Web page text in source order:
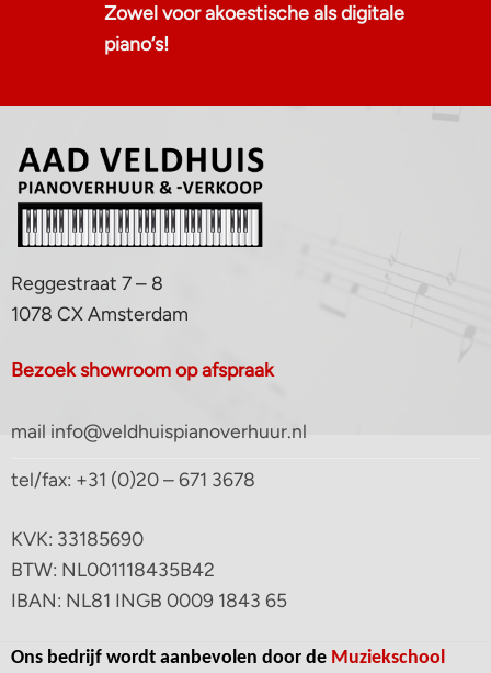
Zowel voor akoestische als digitale
piano‘s!
Reggestraat 7 – 8
1078 CX Amsterdam
Bezoek showroom op afspraak
mail info@veldhuispianoverhuur.nl
tel/fax: +31 (0)20 – 671 3678
KVK: 33185690
BTW: NL001118435B42
IBAN: NL81 INGB 0009 1843 65
Ons bedrijf wordt aanbevolen door de Muziekschool